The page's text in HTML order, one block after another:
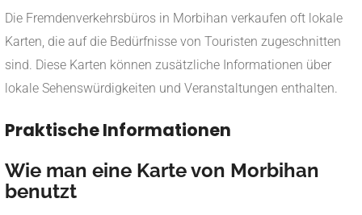
Die Fremdenverkehrsbüros in Morbihan verkaufen oft lokale
Karten, die auf die Bedürfnisse von Touristen zugeschnitten
sind. Diese Karten können zusätzliche Informationen über
lokale Sehenswürdigkeiten und Veranstaltungen enthalten.
Praktische Informationen
Wie man eine Karte von Morbihan
benutzt